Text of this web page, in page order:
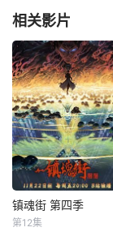
相关影片
镇魂街 第四季
镇魂街 第四季
第12集